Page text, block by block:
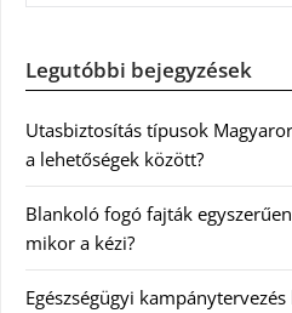
Legutóbbi bejegyzések
Utasbiztosítás típusok
a lehetőségek között?
Blankoló fogó fajták
mikor a kézi?
Egészségügyi